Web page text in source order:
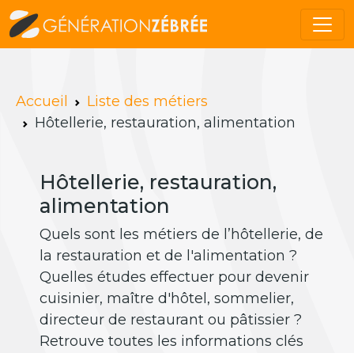
Accueil
Liste des métiers
Hôtellerie, restauration, alimentation
Hôtellerie, restauration,
alimentation
Quels sont les métiers de l’hôtellerie, de
la restauration et de l'alimentation ?
Quelles études effectuer pour devenir
cuisinier, maître d'hôtel, sommelier,
directeur de restaurant ou pâtissier ?
Retrouve toutes les informations clés